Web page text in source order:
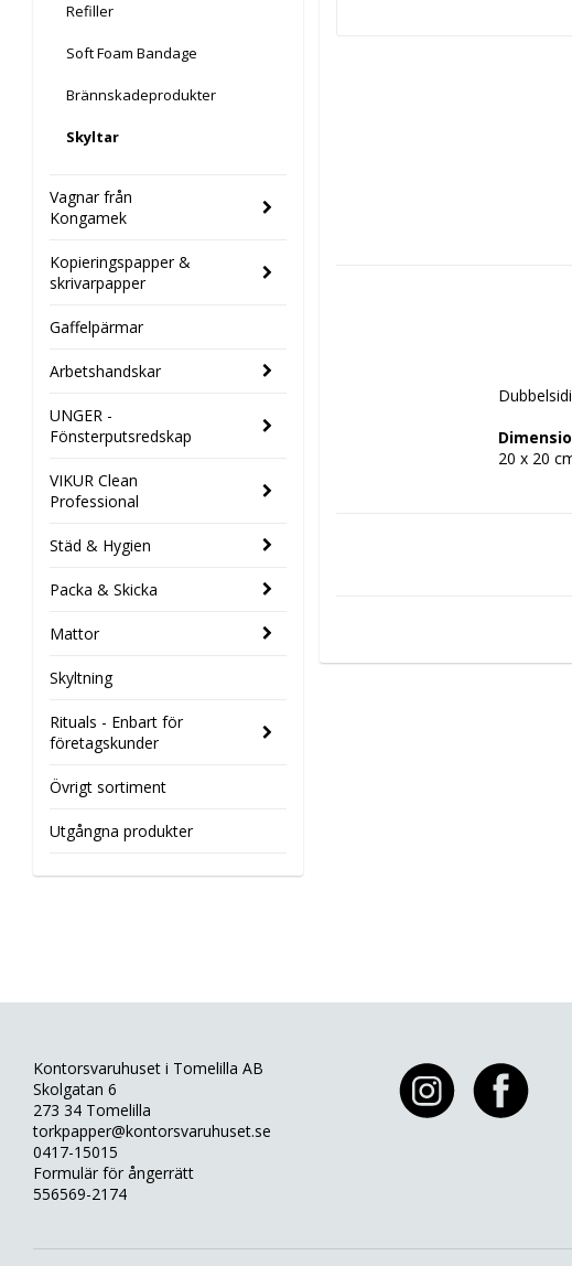
Refiller
Soft Foam Bandage
Brännskadeprodukter
Skyltar
Vagnar från
Kongamek
Kopieringspapper &
skrivarpapper
Gaffelpärmar
Arbetshandskar
UNGER -
Fönsterputsredskap
VIKUR Clean
Professional
Städ & Hygien
Packa & Skicka
Mattor
Skyltning
Rituals - Enbart för
företagskunder
Övrigt sortiment
Utgångna produkter
Kontorsvaruhuset i Tomelilla AB
Skolgatan 6
273 34 Tomelilla
torkpapper@kontorsvaruhuset.se
0417-15015
Formulär för ångerrätt
556569-2174